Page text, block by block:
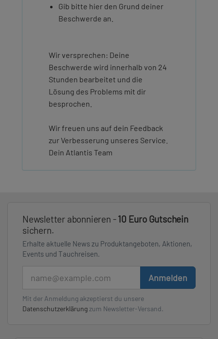
Gib bitte hier den Grund deiner
Beschwerde an.
Wir versprechen: Deine
Beschwerde wird innerhalb von 24
Stunden bearbeitet und die
Lösung des Problems mit dir
besprochen.
Wir freuen uns auf dein Feedback
zur Verbesserung unseres Service.
Dein Atlantis Team
Newsletter abonnieren -10 Euro Gutschein
sichern.
Erhalte aktuelle News zu Produktangeboten, Aktionen,
Events und Tauchreisen.
Anmelden
Mit der Anmeldung akzeptierst du unsere
Datenschutzerklärung zum Newsletter-Versand.